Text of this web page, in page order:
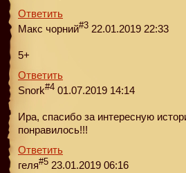
Ответить
Макс чорний#3 22.01.2019 22:33
5+
Ответить
Snork#4 01.07.2019 14:14
Ира, спасибо за интересную
понравилось!!!
Ответить
геля#5 23.01.2019 06:16